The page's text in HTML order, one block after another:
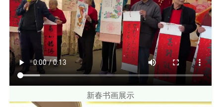
新春书画展示